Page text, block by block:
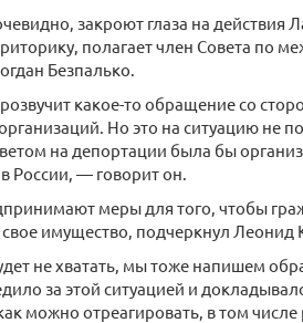
закроют глаза на действия
полагает член Совета по
Безпалько.
какое-то обращение со
Но это на ситуацию не
на депортации была бы
России, — говорит он.
меры для того, чтобы
свое имущество, подчеркнул Леонид
не хватать, мы тоже напишем
за этой ситуацией и
можно отреагировать, в том